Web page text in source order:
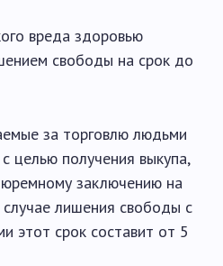
вреда здоровью
свободы на срок до
за торговлю людьми
целью получения выкупа,
заключению на
лишения свободы с
этот срок составит от 5